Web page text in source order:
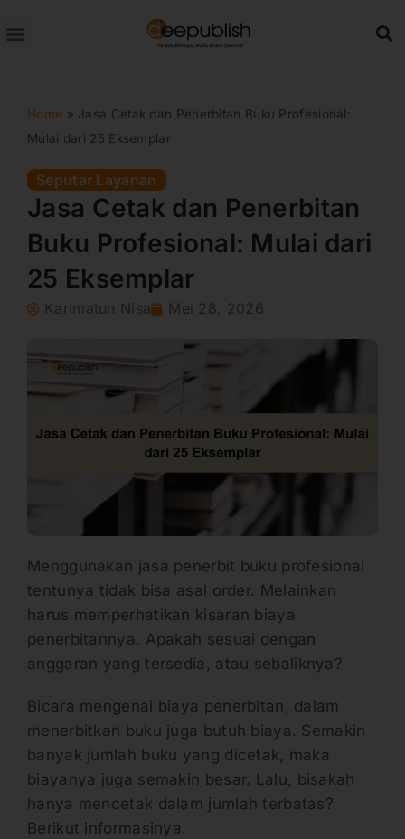
ke
Home » Jasa Cetak dan Penerbitan Buku Profesional:
Mulai dari 25 Eksemplar
Seputar Layanan
Jasa Cetak dan Penerbitan
Buku Profesional: Mulai dari
25 Eksemplar
Karimatun Nisa Mei 28, 2026
Menggunakan jasa penerbit buku profesional
tentunya tidak bisa asal order. Melainkan
harus memperhatikan kisaran biaya
penerbitannya. Apakah sesuai dengan
anggaran yang tersedia, atau sebaliknya?
Bicara mengenai biaya penerbitan, dalam
menerbitkan buku juga butuh biaya. Semakin
banyak jumlah buku yang dicetak, maka
biayanya juga semakin besar. Lalu, bisakah
hanya mencetak dalam jumlah terbatas?
Berikut informasinya.